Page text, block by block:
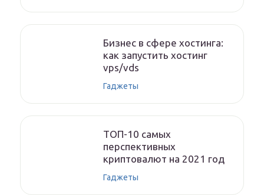
Бизнес в сфере хостинга:
как запустить хостинг
vps/vds
Гаджеты
ТОП-10 самых
перспективных
криптовалют на 2021 год
Гаджеты